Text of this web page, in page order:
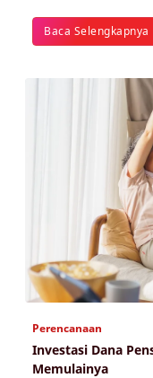
Baca Selengkapnya
Perencanaan
Investasi Dana
Memulainya